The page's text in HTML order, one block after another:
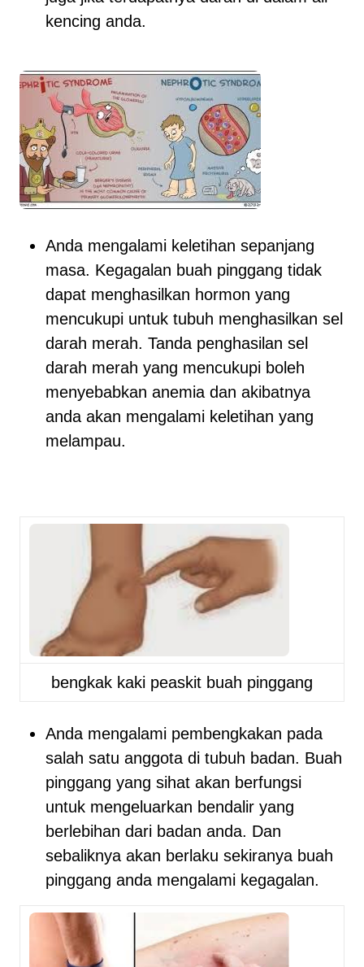
kencing anda.
Anda mengalami keletihan sepanjang
masa. Kegagalan buah pinggang tidak
dapat menghasilkan hormon yang
mencukupi untuk tubuh menghasilkan sel
darah merah. Tanda penghasilan sel
darah merah yang mencukupi boleh
menyebabkan anemia dan akibatnya
anda akan mengalami keletihan yang
melampau.
bengkak kaki peaskit buah pinggang
Anda mengalami pembengkakan pada
salah satu anggota di tubuh badan. Buah
pinggang yang sihat akan berfungsi
untuk mengeluarkan bendalir yang
berlebihan dari badan anda. Dan
sebaliknya akan berlaku sekiranya buah
pinggang anda mengalami kegagalan.